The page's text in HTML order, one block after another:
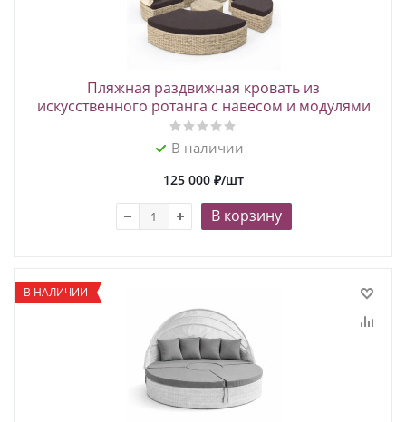
Пляжная раздвижная кровать из
искусственного ротанга с навесом и модулями
В наличии
125 000 ₽/шт
В корзину
В НАЛИЧИИ